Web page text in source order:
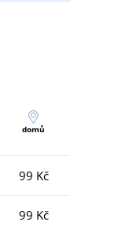
domů
99 Kč
99 Kč